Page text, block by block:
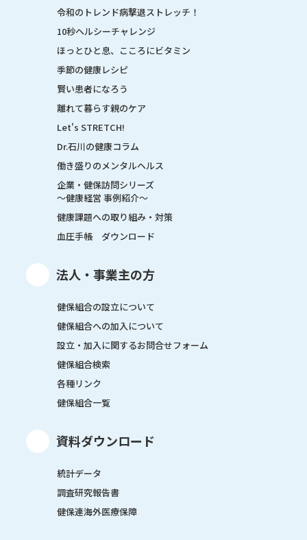
令和のトレンド病撃退ストレッチ！
10秒ヘルシーチャレンジ
ほっとひと息、こころにビタミン
季節の健康レシピ
賢い患者になろう
離れて暮らす親のケア
Let's STRETCH!
Dr.石川の健康コラム
働き盛りのメンタルヘルス
企業・健保訪問シリーズ
～健康経営 事例紹介～
健康課題への取り組み・対策
血圧手帳 ダウンロード
法人・事業主の方
健保組合の設立について
健保組合への加入について
設立・加入に関するお問合せフォーム
健保組合検索
各種リンク
健保組合一覧
資料ダウンロード
統計データ
調査研究報告書
健保連海外医療保障